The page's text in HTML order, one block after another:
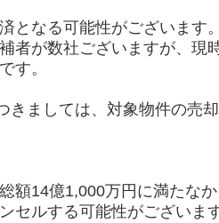
となる可能性がございます
者が数社ございますが、現
す。
きましては、対象物件の売
額14億1,000万円に満たな
セルする可能性がございま